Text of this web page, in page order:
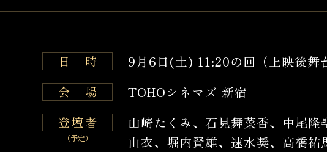
日 時 9月6日(土) 11:20の回（上映後舞
会 場 TOHOシネマズ 新宿
登壇者
（予定）
山崎たくみ、石見舞菜香、中尾隆
由衣、堀内賢雄、速水奨、高橋祐